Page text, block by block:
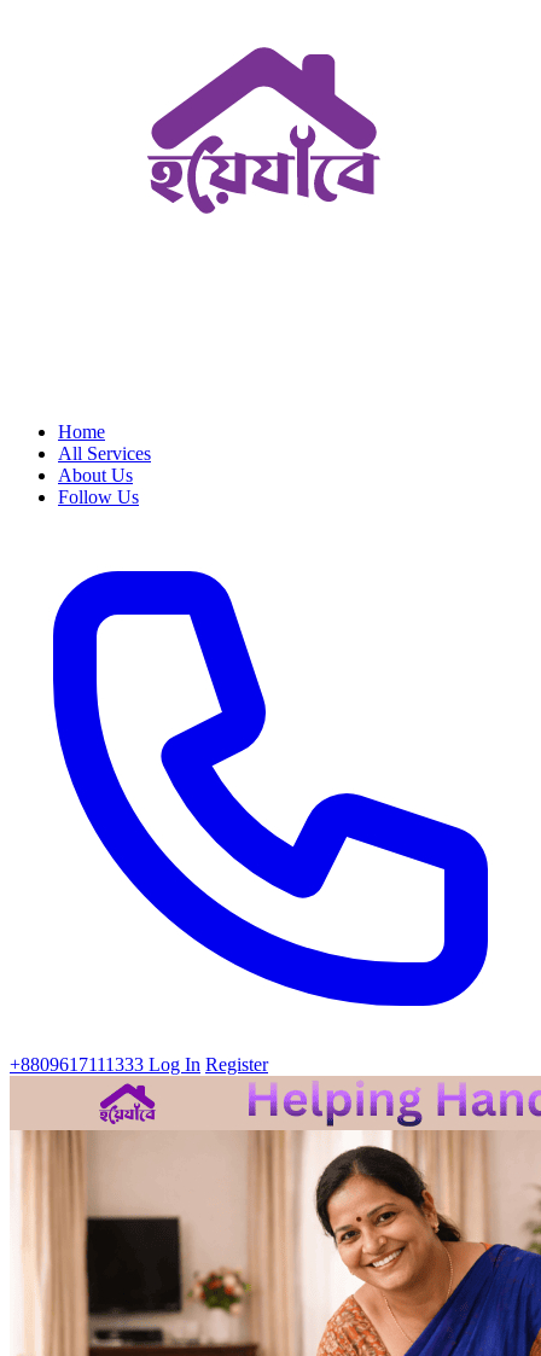
Home
All Services
About Us
Follow Us
+8809617111333 Log In Register